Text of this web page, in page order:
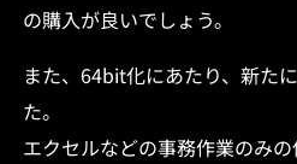
の購入が良いでしょう。
また、64bit化にあたり、新た
た。
エクセルなどの事務作業のみ